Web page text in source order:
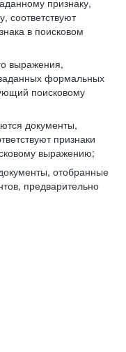
признаку,
соответствуют
в поисковом
выражения,
формальных
поисковому
документы,
признаки
выражению;
отобранные
предварительно